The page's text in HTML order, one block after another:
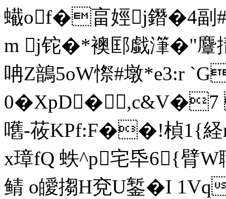
蠘of�畗娙j鐕�4副
m j铊�*襖邼戱潷�"
呥Z鶕5oW憏#墩*e3:r `G
0�
嚿-莜KPf:F��!楨1{経
x璋fQ 蛈^p宅氒6{臂W
鲭 o皧搊H兗U錾�I